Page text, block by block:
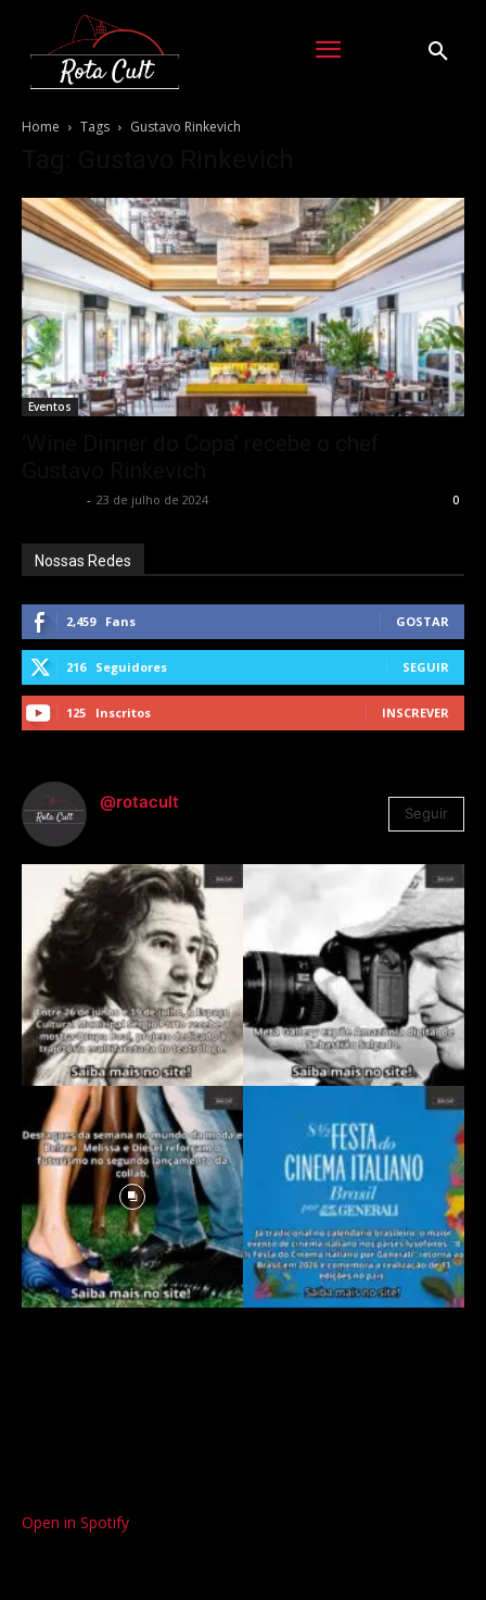
Home Tags Gustavo Rinkevich
Eventos
- 23 de julho de 2024 0
Nossas Redes
2,459 Fans GOSTAR
216 Seguidores SEGUIR
125 Inscritos INSCREVER
@rotacult
Seguir
Open in Spotify